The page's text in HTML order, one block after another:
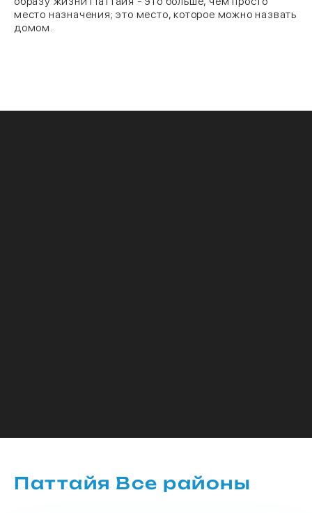
место назначения; это место, которое можно назвать
домом.
Паттайя Все районы